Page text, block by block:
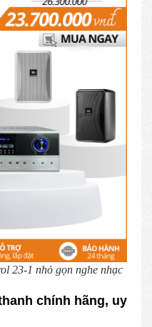
23-1 nhỏ gọn nghe nhạc
chính hãng, uy